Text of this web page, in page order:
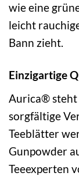
wie eine
leicht
Bann zieht.
Einzigartige
Aurica®
sorgfältige
Teeblätter
Gunpowder
Teeexperten